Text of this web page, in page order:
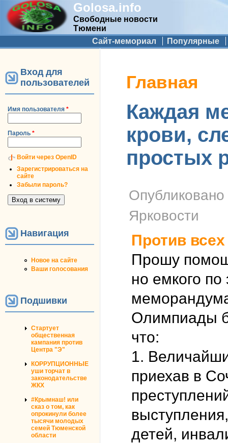
Golosa.info
Свободные новости
Тюмени
Дополнительное меню
Сайт-мемориал Популярные
Вход для
пользователей
Имя пользователя *
Пароль *
Войти через OpenID
Зарегистрироваться на
сайте
Забыли пароль?
Навигация
Новое на сайте
Ваши голосования
Подшивки
Стартует
общественная
кампания против
Центра "Э"
КОРРУПЦИОННЫЕ
уши торчат в
законодательстве
ЖКХ
#Крымнаш! или
сказ о том, как
опрокинули более
тысячи молодых
семей Тюменской
области
Вы здесь
Главная
Каждая
крови,
простых
Опубликовано
Ярковости
Против всех
Прошу
но емкого
Олимпиады
что:
1.
приехав в
детей,